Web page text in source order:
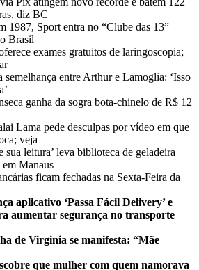
diz BC
1987, Sport entra no “Clube das 13”
Brasil
exames gratuitos de laringoscopia;
semelhança entre Arthur e Lamoglia: ‘Isso
ganha da sogra bota-chinelo de R$ 12
Lama pede desculpas por vídeo em que
veja
sua leitura’ leva biblioteca de geladeira
em Manaus
ficam fechadas na Sexta-Feira da
aplicativo ‘Passa Fácil Delivery’ e
aumentar segurança no transporte
de Virginia se manifesta: “Mãe
que mulher com quem namorava